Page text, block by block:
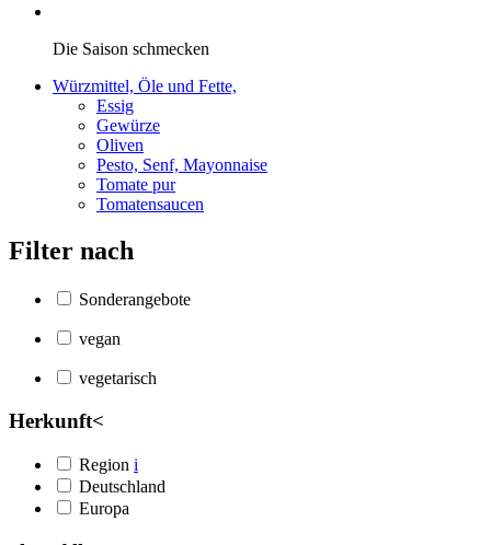
Die Saison schmecken
Würzmittel, Öle und Fette,
Essig
Gewürze
Oliven
Pesto, Senf, Mayonnaise
Tomate pur
Tomatensaucen
Filter nach
Sonderangebote
vegan
vegetarisch
Herkunft<
Region i
Deutschland
Europa